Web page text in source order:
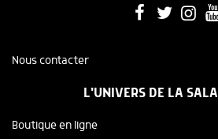
Nous contacter
L'UNIVERS DE LA
Boutique en ligne